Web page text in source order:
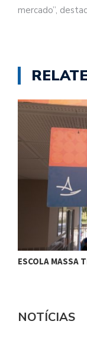
mercado”,
ESCOLA MASSA
NOTÍCIAS